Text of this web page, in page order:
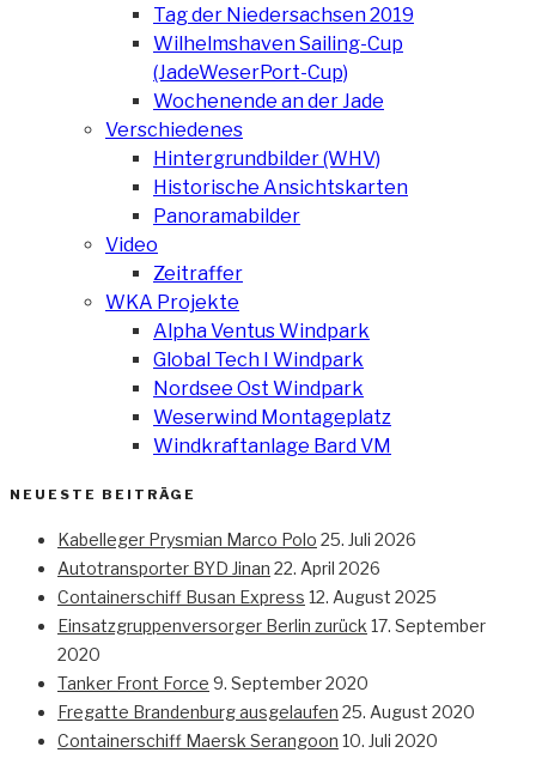
Tag der Niedersachsen 2019
Wilhelmshaven Sailing-Cup
(JadeWeserPort-Cup)
Wochenende an der Jade
Verschiedenes
Hintergrundbilder (WHV)
Historische Ansichtskarten
Panoramabilder
Video
Zeitraffer
WKA Projekte
Alpha Ventus Windpark
Global Tech I Windpark
Nordsee Ost Windpark
Weserwind Montageplatz
Windkraftanlage Bard VM
NEUESTE BEITRÄGE
Kabelleger Prysmian Marco Polo 25. Juli 2026
Autotransporter BYD Jinan 22. April 2026
Containerschiff Busan Express 12. August 2025
Einsatzgruppenversorger Berlin zurück 17. September
2020
Tanker Front Force 9. September 2020
Fregatte Brandenburg ausgelaufen 25. August 2020
Containerschiff Maersk Serangoon 10. Juli 2020